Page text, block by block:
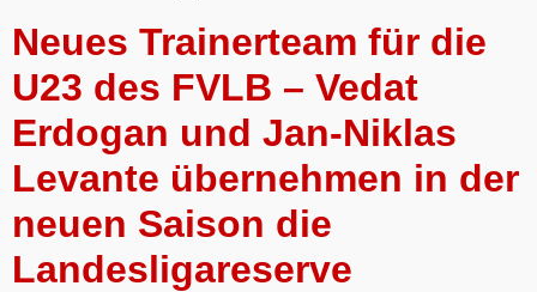
Neues Trainerteam für die
U23 des FVLB – Vedat
Erdogan und Jan-Niklas
Levante übernehmen in der
neuen Saison die
Landesligareserve